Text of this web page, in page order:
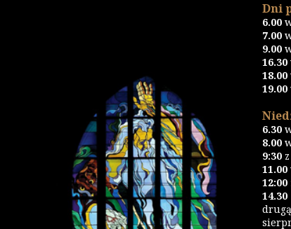
Dni
6.00
7.00
9.00
16.30
18.00
19.00
6.30
8.00
9:30
11.00
12:00
14.30